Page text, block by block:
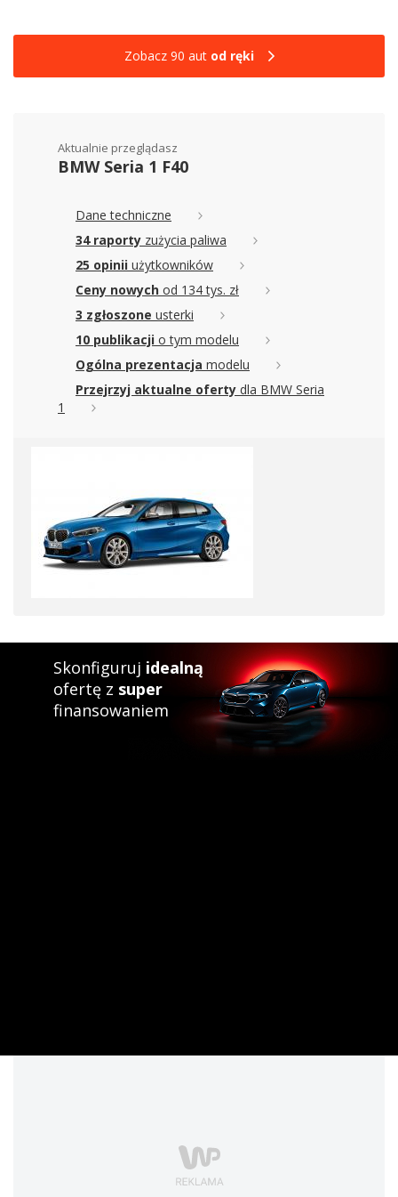
Zobacz 90 aut od ręki
Aktualnie przeglądasz
BMW Seria 1 F40
Dane techniczne
34 raporty zużycia paliwa
25 opinii użytkowników
Ceny nowych od 134 tys. zł
3 zgłoszone usterki
10 publikacji o tym modelu
Ogólna prezentacja modelu
Przejrzyj aktualne oferty dla BMW Seria
1
Skonfiguruj idealną
ofertę z super
finansowaniem